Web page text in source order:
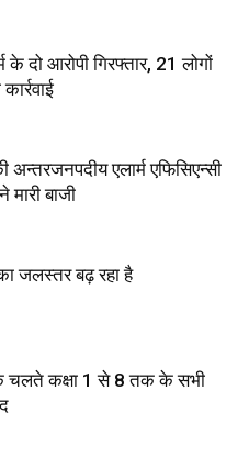
के दो आरोपी गिरफ्तार, 21 लोगों
अन्तरजनपदीय एलार्म एफिसिएन्सी
मारी बाजी
जलस्तर बढ़ रहा है
चलते कक्षा 1 से 8 तक के सभी